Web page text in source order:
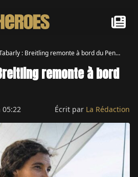
: Breitling remonte à bord du Pen
remonte à bord
05:22 Écrit par La Rédaction